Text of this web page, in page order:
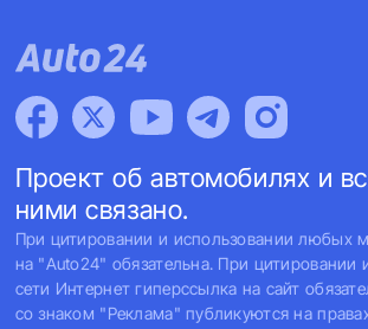
Проект об автомобилях и
ними связано.
При цитировании и использовании любых
на "Auto24" обязательна. При цитировании
сети Интернет гиперссылка на сайт
со знаком "Реклама" публикуются на